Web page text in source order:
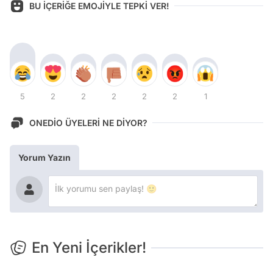
BU İÇERİĞE EMOJİYLE TEPKİ VER!
5 2 2 2 2 2 1
ONEDİO ÜYELERİ NE DİYOR?
Yorum Yazın
En Yeni İçerikler!